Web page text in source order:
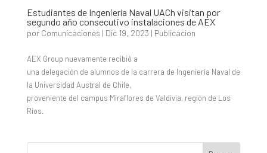
Estudiantes de Ingeniería Naval UACh visitan por
segundo año consecutivo instalaciones de AEX
por Comunicaciones | Dic 19, 2023 | Publicacion
AEX Group nuevamente recibió a
una delegación de alumnos de la carrera de Ingeniería Naval de
la Universidad Austral de Chile,
proveniente del campus Miraflores de Valdivia, región de Los
Ríos.